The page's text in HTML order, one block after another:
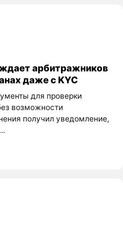
арбитражников
даже с KYC
для проверки
возможности
получил уведомление,